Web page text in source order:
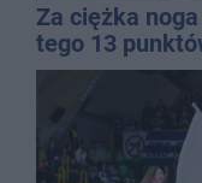
Za ciężka
tego 13